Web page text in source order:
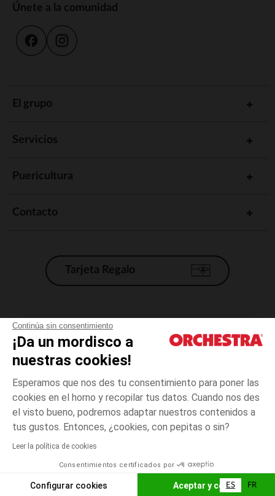
Continúa sin consentimiento
¡Da un mordisco a
nuestras cookies!
Esperamos que nos des tu consentimiento para poner las
cookies en el horno y recopilar tus datos. Cuando nos des
el visto bueno, podremos adaptar nuestros contenidos a
tus gustos. Entonces, ¿cookies, con pepitas o sin?
Leer la política de cookies
Consentimientos certificados por
Configurar cookies Aceptar y cerrar
Blanco
talla
unica
El pago medidante
ELIGE UNA TALLA
Únete a la comunidad
El grupo
Servicios
Puericultura
Contacto
Tarjeta Regalo
Condiciones generales de venta
Aviso Legal
*Condiciones de las ofertas actuales
Gestión de las cookies
Accesibilidad: no conforme
Orchestra adhiere al código de ética de la Federación Francesa de comercio
electrónico y venta a distancia (FEVAD) y al sistema de mediación de
ES FR